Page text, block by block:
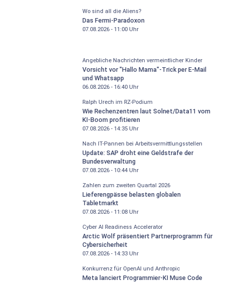
Wo sind all die Aliens?
Das Fermi-Paradoxon
07.08.2026 - 11:00Uhr
Angebliche Nachrichten vermeintlicher Kinder
Vorsicht vor "Hallo Mama"-Trick per E-Mail
und Whatsapp
06.08.2026 - 16:40Uhr
Ralph Urech im RZ-Podium
Wie Rechenzentren laut Solnet/Data11 vom
KI-Boom profitieren
07.08.2026 - 14:35Uhr
Nach IT-Pannen bei Arbeitsvermittlungsstellen
Update: SAP droht eine Geldstrafe der
Bundesverwaltung
07.08.2026 - 10:44Uhr
Zahlen zum zweiten Quartal 2026
Lieferengpässe belasten globalen
Tabletmarkt
07.08.2026 - 11:08Uhr
Cyber AI Readiness Accelerator
Arctic Wolf präsentiert Partnerprogramm für
Cybersicherheit
07.08.2026 - 14:33Uhr
Konkurrenz für OpenAI und Anthropic
Meta lanciert Programmier-KI Muse Code